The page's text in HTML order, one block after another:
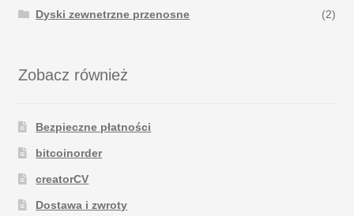
Dyski zewnetrzne przenosne (2)
Zobacz również
Bezpieczne płatności
bitcoinorder
creatorCV
Dostawa i zwroty